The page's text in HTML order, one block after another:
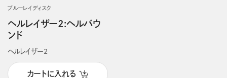
ブルーレイディスク
ヘルレイザー2:ヘルバウ
ンド
ヘルレイザー2
カートに入れる